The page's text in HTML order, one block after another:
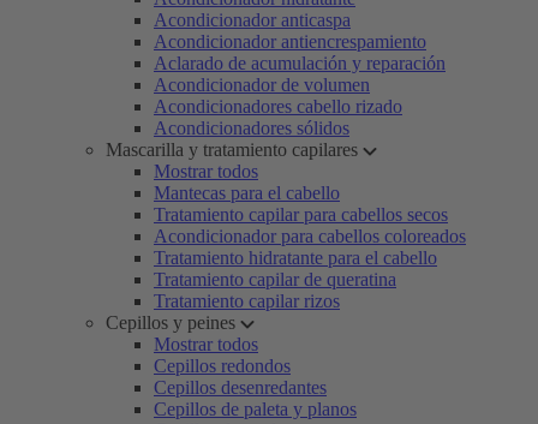
Acondicionador anticaspa
Acondicionador antiencrespamiento
Aclarado de acumulación y reparación
Acondicionador de volumen
Acondicionadores cabello rizado
Acondicionadores sólidos
Mascarilla y tratamiento capilares
Mostrar todos
Mantecas para el cabello
Tratamiento capilar para cabellos secos
Acondicionador para cabellos coloreados
Tratamiento hidratante para el cabello
Tratamiento capilar de queratina
Tratamiento capilar rizos
Cepillos y peines
Mostrar todos
Cepillos redondos
Cepillos desenredantes
Cepillos de paleta y planos